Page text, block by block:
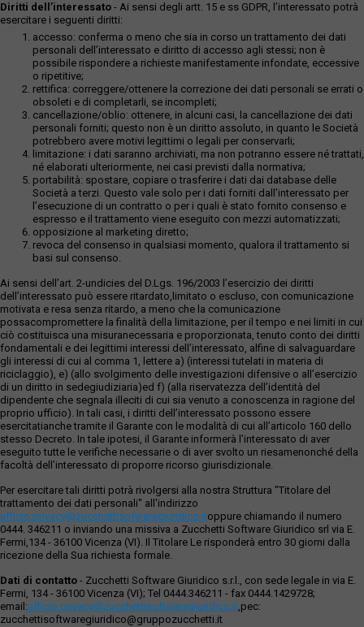
Diritti dell’interessato - Ai sensi degli artt. 15 e ss GDPR, l’interessato potrà
esercitare i seguenti diritti:
accesso: conferma o meno che sia in corso un trattamento dei dati
personali dell’interessato e diritto di accesso agli stessi; non è
possibile rispondere a richieste manifestamente infondate, eccessive
o ripetitive;
rettifica: correggere/ottenere la correzione dei dati personali se errati o
obsoleti e di completarli, se incompleti;
cancellazione/oblio: ottenere, in alcuni casi, la cancellazione dei dati
personali forniti; questo non è un diritto assoluto, in quanto le Società
potrebbero avere motivi legittimi o legali per conservarli;
limitazione: i dati saranno archiviati, ma non potranno essere né trattati,
né elaborati ulteriormente, nei casi previsti dalla normativa;
portabilità: spostare, copiare o trasferire i dati dai database delle
Società a terzi. Questo vale solo per i dati forniti dall’interessato per
l’esecuzione di un contratto o per i quali è stato fornito consenso e
espresso e il trattamento viene eseguito con mezzi automatizzati;
opposizione al marketing diretto;
revoca del consenso in qualsiasi momento, qualora il trattamento si
basi sul consenso.
Ai sensi dell’art. 2-undicies del D.Lgs. 196/2003 l’esercizio dei diritti
dell’interessato può essere ritardato,limitato o escluso, con comunicazione
motivata e resa senza ritardo, a meno che la comunicazione
possacompromettere la finalità della limitazione, per il tempo e nei limiti in cui
ciò costituisca una misuranecessaria e proporzionata, tenuto conto dei diritti
fondamentali e dei legittimi interessi dell’interessato, alfine di salvaguardare
gli interessi di cui al comma 1, lettere a) (interessi tutelati in materia di
riciclaggio), e) (allo svolgimento delle investigazioni difensive o all’esercizio
di un diritto in sedegiudiziaria)ed f) (alla riservatezza dell’identità del
dipendente che segnala illeciti di cui sia venuto a conoscenza in ragione del
proprio ufficio). In tali casi, i diritti dell’interessato possono essere
esercitatianche tramite il Garante con le modalità di cui all’articolo 160 dello
stesso Decreto. In tale ipotesi, il Garante informerà l’interessato di aver
eseguito tutte le verifiche necessarie o di aver svolto un riesamenonché della
facoltà dell’interessato di proporre ricorso giurisdizionale.
Per esercitare tali diritti potrà rivolgersi alla nostra Struttura "Titolare del
trattamento dei dati personali" all'indirizzo
ufficio.privacy@zucchettisofwaregiuridico.itoppure chiamando il numero
0444. 346211 o inviando una missiva a Zucchetti Software Giuridico srl via E.
Fermi,134 - 36100 Vicenza (VI). Il Titolare Le risponderà entro 30 giorni dalla
ricezione della Sua richiesta formale.
Dati di contatto - Zucchetti Software Giuridico s.r.l., con sede legale in via E.
Fermi, 134 - 36100 Vicenza (VI); Tel 0444.346211 - fax 0444.1429728;
email:ufficio.privacy@zucchettisoftwaregiuridico.it,pec:
zucchettisoftwaregiuridico@gruppozucchetti.it